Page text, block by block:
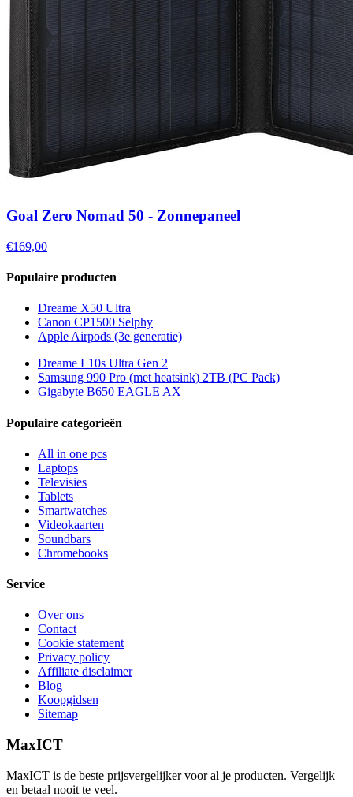
Goal Zero Nomad 50 - Zonnepaneel
€169,00
Populaire producten
Dreame X50 Ultra
Canon CP1500 Selphy
Apple Airpods (3e generatie)
Dreame L10s Ultra Gen 2
Samsung 990 Pro (met heatsink) 2TB (PC Pack)
Gigabyte B650 EAGLE AX
Populaire categorieën
All in one pcs
Laptops
Televisies
Tablets
Smartwatches
Videokaarten
Soundbars
Chromebooks
Service
Over ons
Contact
Cookie statement
Privacy policy
Affiliate disclaimer
Blog
Koopgidsen
Sitemap
MaxICT
MaxICT is de beste prijsvergelijker voor al je producten. Vergelijk
en betaal nooit te veel.